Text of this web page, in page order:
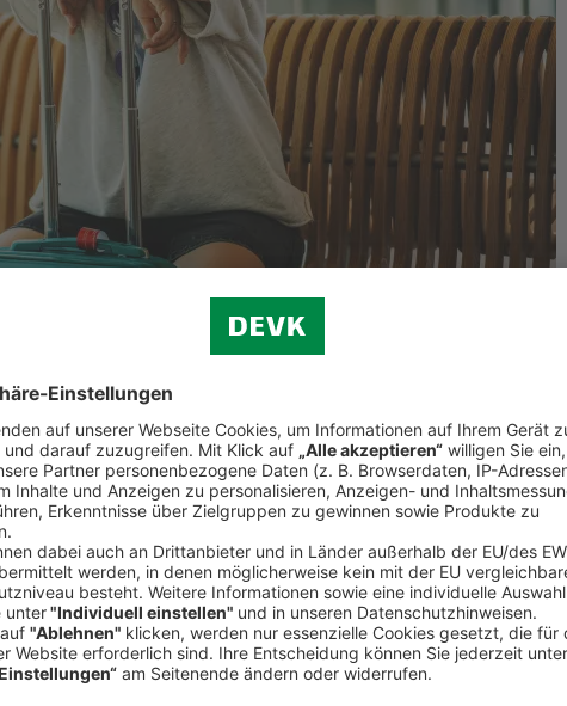
Sie dieReiserücktrittsversicherung der ERGO Reiseversicherung
durch Krankheit, Stornierung, Abbruch oder Gepäckverlust